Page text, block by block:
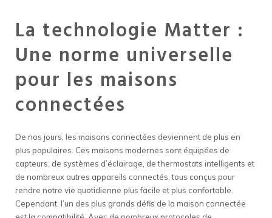
La technologie Matter :
Une norme universelle
pour les maisons
connectées
De nos jours, les maisons connectées deviennent de plus en
plus populaires. Ces maisons modernes sont équipées de
capteurs, de systèmes d’éclairage, de thermostats intelligents et
de nombreux autres appareils connectés, tous conçus pour
rendre notre vie quotidienne plus facile et plus confortable.
Cependant, l’un des plus grands défis de la maison connectée